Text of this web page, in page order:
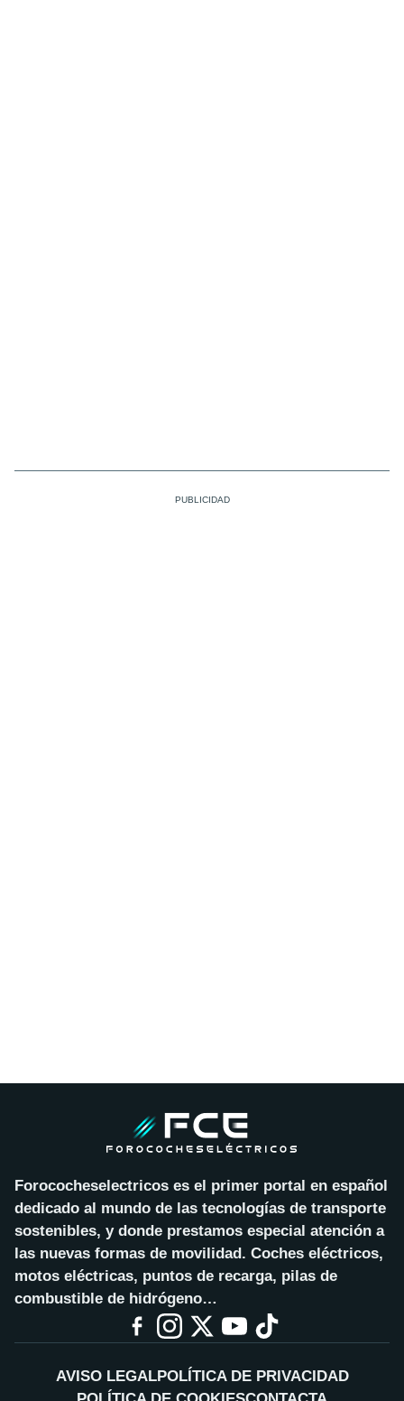
Forococheselectricos es el primer portal en español
dedicado al mundo de las tecnologías de transporte
sostenibles, y donde prestamos especial atención a
las nuevas formas de movilidad. Coches eléctricos,
motos eléctricas, puntos de recarga, pilas de
combustible de hidrógeno…
AVISO LEGALPOLÍTICA DE PRIVACIDAD